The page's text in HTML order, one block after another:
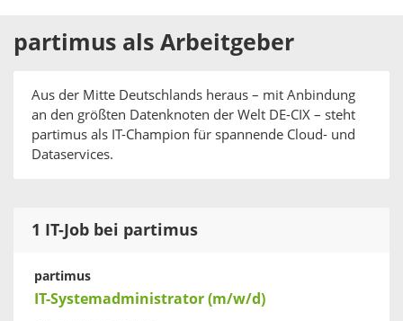
partimus als Arbeitgeber
Aus der Mitte Deutschlands heraus – mit Anbindung
an den größten Datenknoten der Welt DE-CIX – steht
partimus als IT-Champion für spannende Cloud- und
Dataservices.
1 IT-Job bei partimus
partimus
IT-Systemadministrator (m/w/d)